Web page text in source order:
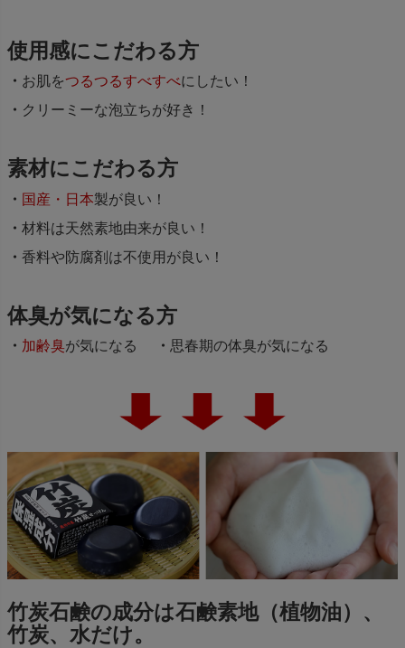
使用感にこだわる方
お肌をつるつるすべすべにしたい！
クリーミーな泡立ちが好き！
素材にこだわる方
国産・日本製が良い！
材料は天然素地由来が良い！
香料や防腐剤は不使用が良い！
体臭が気になる方
加齢臭が気になる 思春期の体臭が気になる
竹炭石鹸の成分は石鹸素地（植物油）、
竹炭、水だけ。